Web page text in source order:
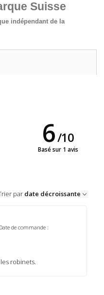
Suisse
indépendant de la
6/10
Basé sur 1 avis
par date décroissante
de commande :
robinets.